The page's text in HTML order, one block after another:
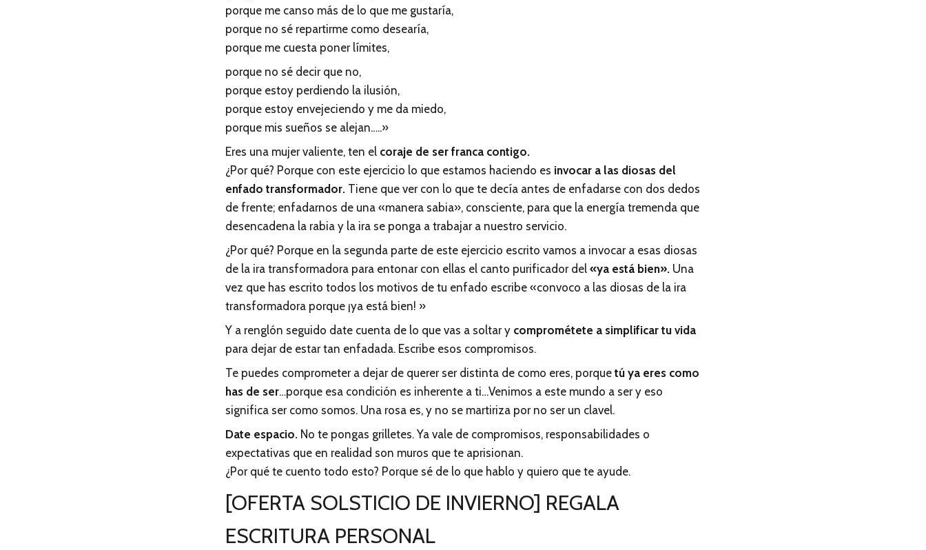
porque me canso más de lo que me gustaría,
porque no sé repartirme como desearía,
porque me cuesta poner límites,
porque no sé decir que no,
porque estoy perdiendo la ilusión,
porque estoy envejeciendo y me da miedo,
porque mis sueños se alejan…..»
Eres una mujer valiente, ten el coraje de ser franca contigo.
¿Por qué? Porque con este ejercicio lo que estamos haciendo es invocar a las diosas del
enfado transformador. Tiene que ver con lo que te decía antes de enfadarse con dos dedos
de frente; enfadarnos de una «manera sabia», consciente, para que la energía tremenda que
desencadena la rabia y la ira se ponga a trabajar a nuestro servicio.
¿Por qué? Porque en la segunda parte de este ejercicio escrito vamos a invocar a esas diosas
de la ira transformadora para entonar con ellas el canto purificador del «ya está bien». Una
vez que has escrito todos los motivos de tu enfado escribe «convoco a las diosas de la ira
transformadora porque ¡ya está bien! »
Y a renglón seguido date cuenta de lo que vas a soltar y comprométete a simplificar tu vida
para dejar de estar tan enfadada. Escribe esos compromisos.
Te puedes comprometer a dejar de querer ser distinta de como eres, porquetú ya eres como
has de ser…porque esa condición es inherente a ti…Venimos a este mundo a ser y eso
significa ser como somos. Una rosa es, y no se martiriza por no ser un clavel.
Date espacio. No te pongas grilletes. Ya vale de compromisos, responsabilidades o
expectativas que en realidad son muros que te aprisionan.
¿Por qué te cuento todo esto? Porque sé de lo que hablo y quiero que te ayude.
[OFERTA SOLSTICIO DE INVIERNO] REGALA
ESCRITURA PERSONAL